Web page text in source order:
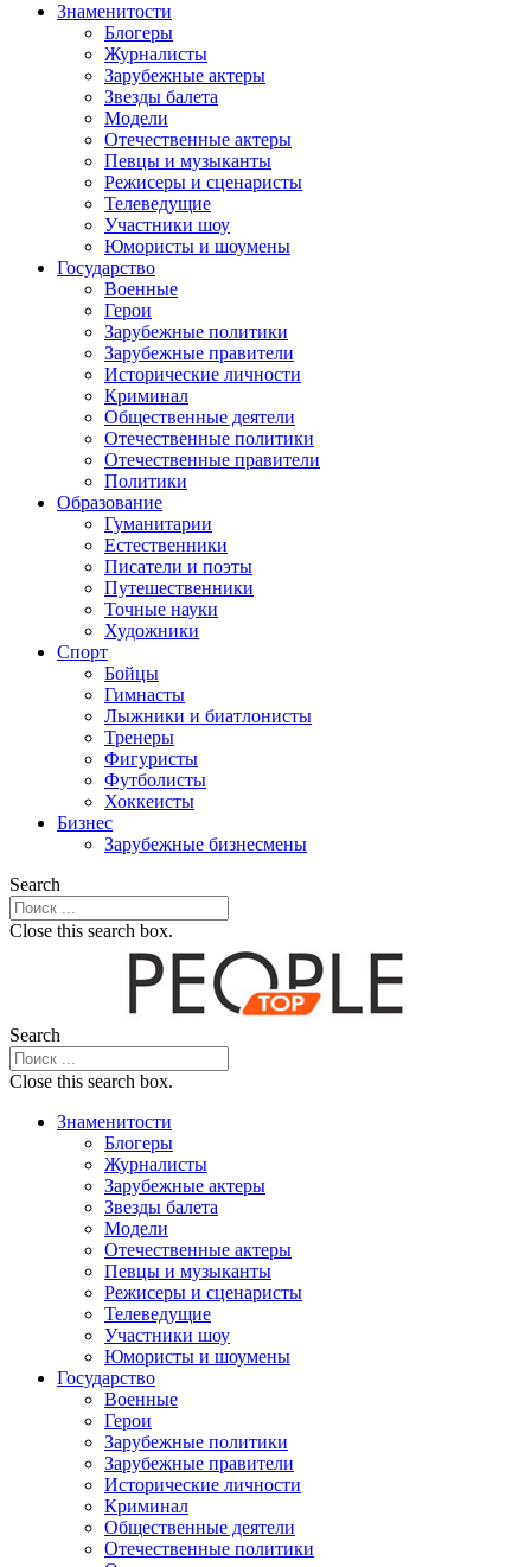
Знаменитости
Блогеры
Журналисты
Зарубежные актеры
Звезды балета
Модели
Отечественные актеры
Певцы и музыканты
Режисеры и сценаристы
Телеведущие
Участники шоу
Юмористы и шоумены
Государство
Военные
Герои
Зарубежные политики
Зарубежные правители
Исторические личности
Криминал
Общественные деятели
Отечественные политики
Отечественные правители
Политики
Образование
Гуманитарии
Естественники
Писатели и поэты
Путешественники
Точные науки
Художники
Спорт
Бойцы
Гимнасты
Лыжники и биатлонисты
Тренеры
Фигуристы
Футболисты
Хоккеисты
Бизнес
Зарубежные бизнесмены
Search
Close this search box.
Search
Close this search box.
Знаменитости
Блогеры
Журналисты
Зарубежные актеры
Звезды балета
Модели
Отечественные актеры
Певцы и музыканты
Режисеры и сценаристы
Телеведущие
Участники шоу
Юмористы и шоумены
Государство
Военные
Герои
Зарубежные политики
Зарубежные правители
Исторические личности
Криминал
Общественные деятели
Отечественные политики